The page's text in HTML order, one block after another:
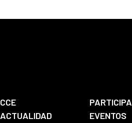
CCE PARTICIPA
ACTUALIDAD
EVENTOS